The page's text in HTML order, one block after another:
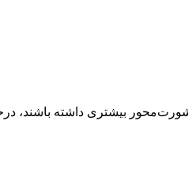
بیشتری داشته باشند،